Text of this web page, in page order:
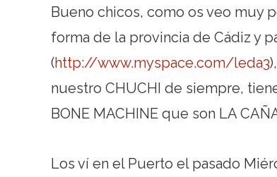
Bueno chicos, como os veo muy
forma de la provincia de Cádiz y
(http://www.myspace.com/leda3
nuestro CHUCHI de siempre,
BONE MACHINE que son LA
Los ví en el Puerto el pasado